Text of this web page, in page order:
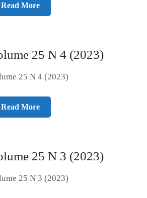
Read More
25 N 4 (2023)
25 N 4 (2023)
Read More
25 N 3 (2023)
25 N 3 (2023)